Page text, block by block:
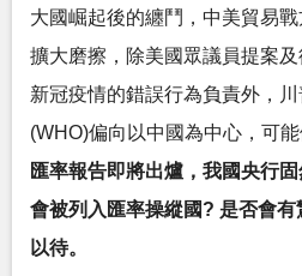
大國崛起後的纏鬥，中美貿易
擴大磨擦，除美國眾議員提案
新冠疫情的錯誤行為負責外，
(WHO)偏向以中國為中心，可能
匯率報告即將出爐，我國央行
會被列入匯率操縱國? 是否會有
以待。